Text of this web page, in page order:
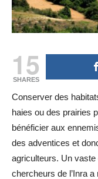
15
SHARES
Conserver des
haies ou des prairies
bénéficier aux
des adventices et
agriculteurs. Un
chercheurs de l’Inra